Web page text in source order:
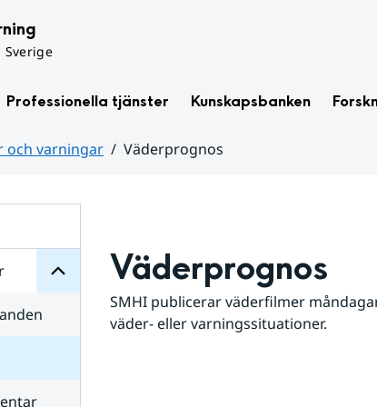
Sverige
Professionella tjänster Kunskapsbanken
och varningar
Väderprognos
för
varningar
Väderprognos
SMHI publicerar väderfilmer
väder- eller varningssituationer.